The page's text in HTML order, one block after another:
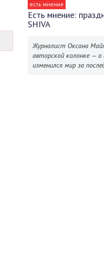
есть мнение
Есть мнение:
SHIVA
Журналист Оксана
авторской колонке —
изменился мир за